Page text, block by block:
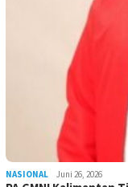
NASIONAL Juni 26, 2026